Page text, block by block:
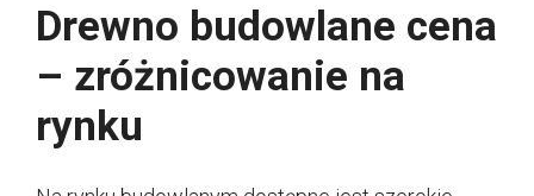
Drewno budowlane cena
– zróżnicowanie na
rynku